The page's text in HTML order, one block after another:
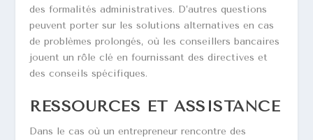
des formalités administratives. D’autres questions
peuvent porter sur les solutions alternatives en cas
de problèmes prolongés, où les conseillers bancaires
jouent un rôle clé en fournissant des directives et
des conseils spécifiques.
RESSOURCES ET ASSISTANCE
Dans le cas où un entrepreneur rencontre des